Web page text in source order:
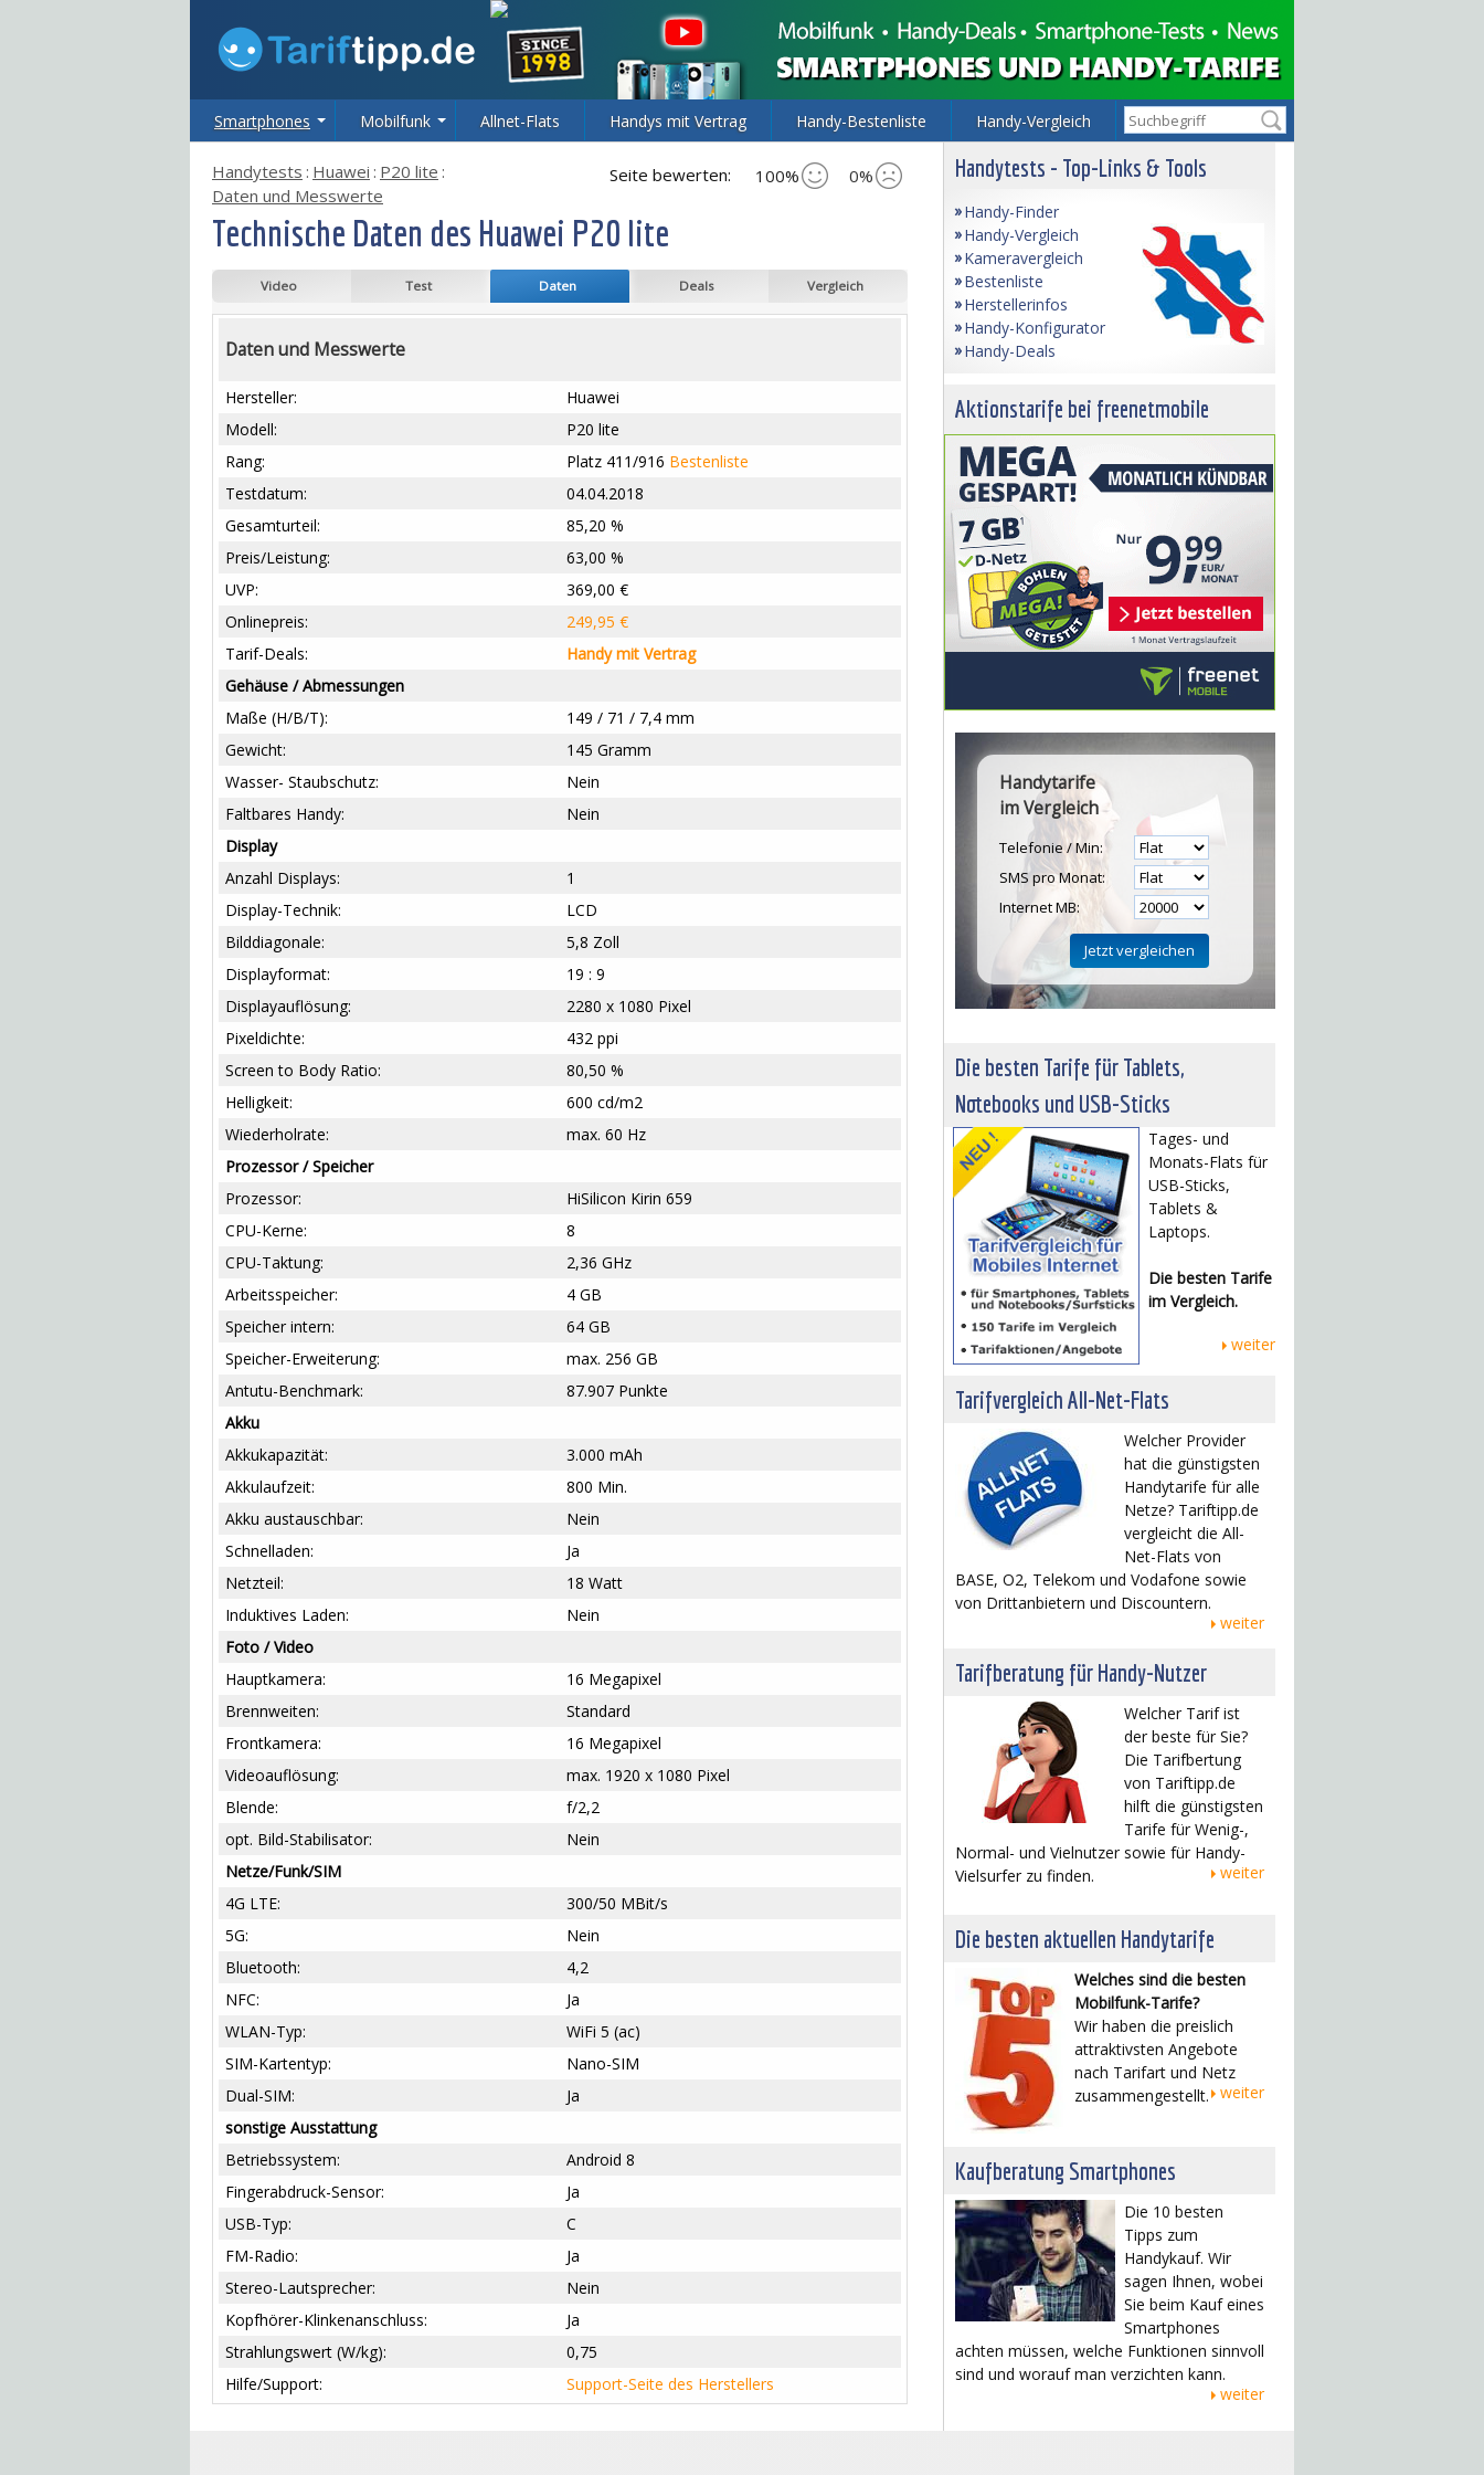
Smartphones Mobilfunk Allnet-Flats Handys mit Vertrag Handy-Bestenliste Handy-Vergleich
Seite bewerten: 100% 0%
Handytests : Huawei : P20 lite :
Daten und Messwerte
Technische Daten des Huawei P20 lite
Video Test Daten Deals Vergleich
Daten und Messwerte
Huawei
Hersteller:
P20 lite
Modell:
Platz 411/916 Bestenliste
Rang:
04.04.2018
Testdatum:
85,20 %
Gesamturteil:
63,00 %
Preis/Leistung:
369,00 €
UVP:
249,95 €
Onlinepreis:
Handy mit Vertrag
Tarif-Deals:
Gehäuse / Abmessungen
149 / 71 / 7,4 mm
Maße (H/B/T):
145 Gramm
Gewicht:
Nein
Wasser- Staubschutz:
Nein
Faltbares Handy:
Display
1
Anzahl Displays:
LCD
Display-Technik:
5,8 Zoll
Bilddiagonale:
19 : 9
Displayformat:
2280 x 1080 Pixel
Displayauflösung:
432 ppi
Pixeldichte:
80,50 %
Screen to Body Ratio:
600 cd/m2
Helligkeit:
max. 60 Hz
Wiederholrate:
Prozessor / Speicher
HiSilicon Kirin 659
Prozessor:
8
CPU-Kerne:
2,36 GHz
CPU-Taktung:
4 GB
Arbeitsspeicher:
64 GB
Speicher intern:
max. 256 GB
Speicher-Erweiterung:
87.907 Punkte
Antutu-Benchmark:
Akku
3.000 mAh
Akkukapazität:
800 Min.
Akkulaufzeit:
Nein
Akku austauschbar:
Ja
Schnelladen:
18 Watt
Netzteil:
Nein
Induktives Laden:
Foto / Video
16 Megapixel
Hauptkamera:
Standard
Brennweiten:
16 Megapixel
Frontkamera:
max. 1920 x 1080 Pixel
Videoauflösung:
f/2,2
Blende:
Nein
opt. Bild-Stabilisator:
Netze/Funk/SIM
300/50 MBit/s
4G LTE:
Nein
5G:
4,2
Bluetooth:
Ja
NFC:
WiFi 5 (ac)
WLAN-Typ:
Nano-SIM
SIM-Kartentyp:
Ja
Dual-SIM:
sonstige Ausstattung
Android 8
Betriebssystem:
Ja
Fingerabdruck-Sensor:
C
USB-Typ:
Ja
FM-Radio:
Nein
Stereo-Lautsprecher:
Ja
Kopfhörer-Klinkenanschluss:
0,75
Strahlungswert (W/kg):
Support-Seite des Herstellers
Hilfe/Support:
Handytests - Top-Links & Tools
Handy-Finder
Handy-Vergleich
Kameravergleich
Bestenliste
Herstellerinfos
Handy-Konfigurator
Handy-Deals
Aktionstarife bei freenetmobile
Handytarife
im Vergleich
Telefonie / Min:
SMS pro Monat:
Internet MB:
Die besten Tarife für Tablets,
Notebooks und USB-Sticks
Tages- und
Monats-Flats für
USB-Sticks,
Tablets &
Laptops.
Die besten Tarife
im Vergleich.
weiter
Tarifvergleich All-Net-Flats
Welcher Provider
hat die günstigsten
Handytarife für alle
Netze? Tariftipp.de
vergleicht die All-
Net-Flats von
BASE, O2, Telekom und Vodafone sowie
von Drittanbietern und Discountern.
weiter
Tarifberatung für Handy-Nutzer
Welcher Tarif ist
der beste für Sie?
Die Tarifbertung
von Tariftipp.de
hilft die günstigsten
Tarife für Wenig-,
Normal- und Vielnutzer sowie für Handy-
Vielsurfer zu finden.
weiter
Die besten aktuellen Handytarife
Welches sind die besten
Mobilfunk-Tarife?
Wir haben die preislich
attraktivsten Angebote
nach Tarifart und Netz
zusammengestellt. weiter
Kaufberatung Smartphones
Die 10 besten
Tipps zum
Handykauf. Wir
sagen Ihnen, wobei
Sie beim Kauf eines
Smartphones
achten müssen, welche Funktionen sinnvoll
sind und worauf man verzichten kann.
weiter